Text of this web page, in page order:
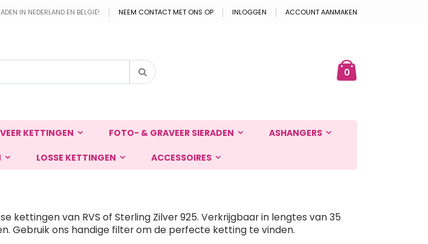
IN NEDERLAND EN BELGIË! NEEM CONTACT MET ONS OP INLOGGEN ACCOUNT AANMAKEN
0producten
Zoek
KETTINGEN FOTO- & GRAVEER SIERADEN ASHANGERS
LOSSE KETTINGEN ACCESSOIRES
kettingen van RVS of Sterling Zilver 925. Verkrijgbaar in lengtes van 35
Gebruik ons handige filter om de perfecte ketting te vinden.